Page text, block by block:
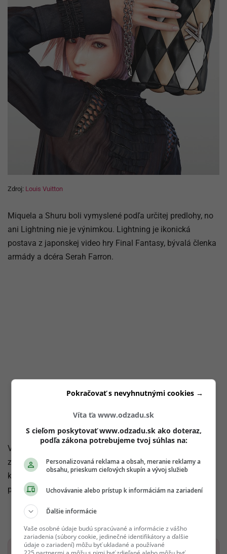
Zdroj: Louis Vuitton
Miquela a Shuru boli vymyslené podľa určitej predlohy, no
ani Lightning nie je výnimkou. Lightning je ikonická
postava z japonskej video hry Final Fantasy, bývalá členka
armády a dcéra Serah Farron.
V roku 2015
značky Louis Vuitton, milovník počítačových hier a manga
kultúry, použil Lightning vo svojej jarnej kampani, ktorá
podľa neho vyjadruje novú éru hrdiniek.
Víta ťa www.odzadu.sk
S cieľom poskytovať www.odzadu.sk ako doteraz,
podľa zákona potrebujeme tvoj súhlas na:
Personalizovaná reklama a obsah, meranie reklamy a
obsahu, prieskum cieľových skupín a vývoj služieb
Uchovávanie alebo prístup k informáciám na zariadení
Ďalšie informácie
Vaše osobné údaje budú spracúvané a informácie z vášho
zariadenia (súbory cookie, jedinečné identifikátory a ďalšie
údaje o zariadení) môžu byť ukladané a používané
Pokračovať s nevyhnutnými cookies →